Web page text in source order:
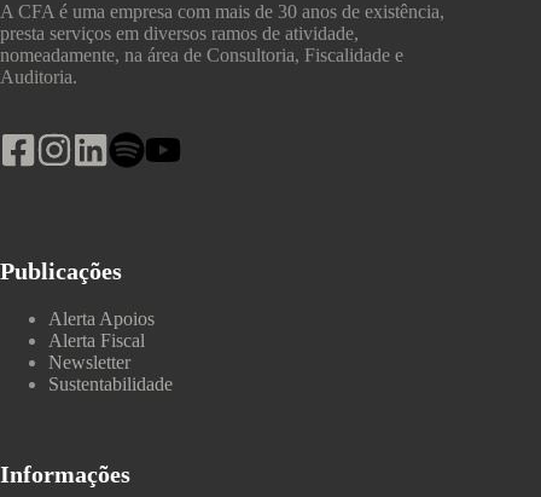
A CFA é uma empresa com mais de 30 anos de existência,
presta serviços em diversos ramos de atividade,
nomeadamente, na área de Consultoria, Fiscalidade e
Auditoria.
Publicações
Alerta Apoios
Alerta Fiscal
Newsletter
Sustentabilidade
Informações